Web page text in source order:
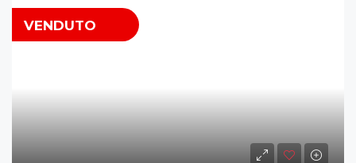
VENDUTO